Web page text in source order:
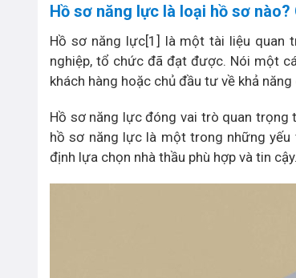
Hồ sơ năng lực là loại hồ sơ
Hồ sơ năng lực[1 ] là một tài liệu quan
nghiệp, tổ chức đã đạt được. Nói một
khách hàng hoặc chủ đầu tư về khả
Hồ sơ năng lực đóng vai trò quan trọng
hồ sơ năng lực là một trong những
định lựa chọn nhà thầu phù hợp và tin cậy.